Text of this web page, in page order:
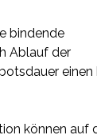
bindende
Ablauf der
einen
können auf